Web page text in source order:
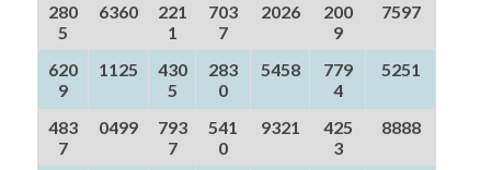
280
5
6360
221
1
703
7
2026
200
9
7597
620
9
1125
430
5
283
0
5458
779
4
5251
483
7
0499
793
7
541
0
9321
425
3
8888